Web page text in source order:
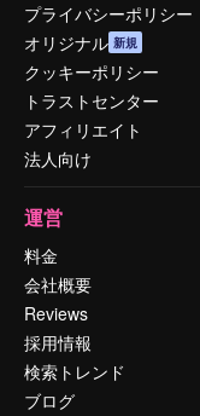
プライバシーポリシー
オリジナル 新規
クッキーポリシー
トラストセンター
アフィリエイト
法人向け
運営
料金
会社概要
Reviews
採用情報
検索トレンド
ブログ